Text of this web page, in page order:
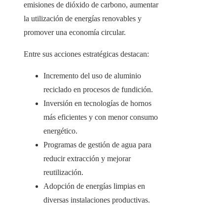
emisiones de dióxido de carbono, aumentar
la utilización de energías renovables y
promover una economía circular.
Entre sus acciones estratégicas destacan:
Incremento del uso de aluminio
reciclado en procesos de fundición.
Inversión en tecnologías de hornos
más eficientes y con menor consumo
energético.
Programas de gestión de agua para
reducir extracción y mejorar
reutilización.
Adopción de energías limpias en
diversas instalaciones productivas.